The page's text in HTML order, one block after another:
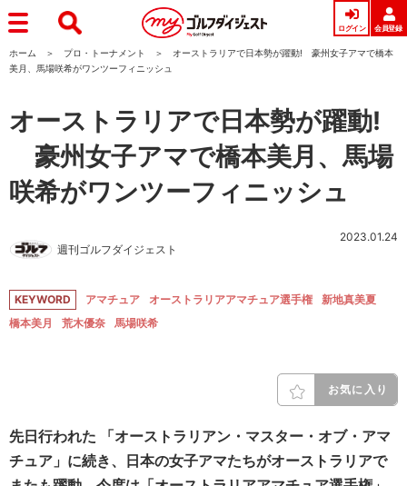
ログイン 会員登録
ホーム プロ・トーナメント
オーストラリアで日本勢が躍動! 豪州女子アマで橋本
美月、馬場咲希がワンツーフィニッシュ
オーストラリアで日本勢が躍動!
豪州女子アマで橋本美月、馬場
咲希がワンツーフィニッシュ
週刊ゴルフダイジェスト
2023.01.24
KEYWORD アマチュア オーストラリアアマチュア選手権
新地真美夏
橋本美月
荒木優奈 馬場咲希
お気に入り
先日行われた 「オーストラリアン・マスター・オブ・アマ
チュア」に続き、日本の女子アマたちがオーストラリアで